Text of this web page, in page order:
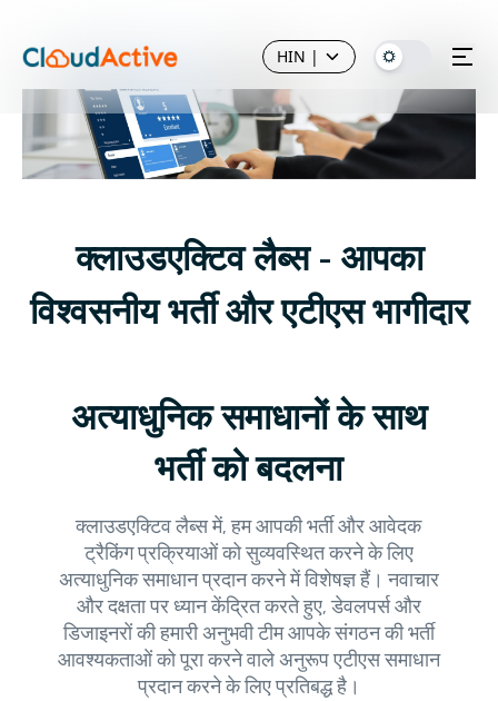
HIN |
क्लाउडएक्टिव लैब्स - आपका
विश्वसनीय भर्ती और एटीएस भागीदार
अत्याधुनिक समाधानों के साथ
भर्ती को बदलना
क्लाउडएक्टिव लैब्स में, हम आपकी भर्ती और आवेदक
ट्रैकिंग प्रक्रियाओं को सुव्यवस्थित करने के लिए
अत्याधुनिक समाधान प्रदान करने में विशेषज्ञ हैं। नवाचार
और दक्षता पर ध्यान केंद्रित करते हुए, डेवलपर्स और
डिजाइनरों की हमारी अनुभवी टीम आपके संगठन की भर्ती
आवश्यकताओं को पूरा करने वाले अनुरूप एटीएस समाधान
प्रदान करने के लिए प्रतिबद्ध है।